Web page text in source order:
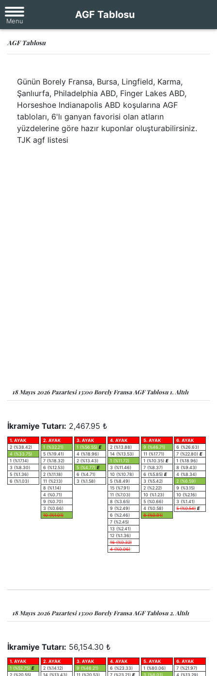
AGF Tablosu
AGF Tablosu
Günün Borely Fransa, Bursa, Lingfield, Karma,
Şanlıurfa, Philadelphia ABD, Finger Lakes ABD,
Horseshoe Indianapolis ABD koşularına AGF
tabloları, 6'lı ganyan favorisi olan atların
yüzdelerine göre hazır kuponlar oluşturabilirsiniz.
TJK agf listesi
18 Mayıs 2026 Pazartesi 13:00 Borely Fransa AGF Tablosu 1. Altılı
İkramiye Tutarı: 2,467.95 ₺
1. AYAK
2 (%38.42)
4 (%33.75)
1 (%17.14)
3 (%8.30)
5 (%1.36)
6 (%1.03)
2. AYAK
1 (%32.21)
5 (%19.41)
7 (%18.32)
6 (%12.53)
2 (%11.18)
11 (%2.13)
8 (%1.14)
4 (%0.71)
9 (%0.70)
3 (%0.66)
10 (%1.01)
3. AYAK
1 (%56.55) E
4 (%18.96)
2 (%13.43)
5 (%4.77) E
6 (%4.71)
3 (%1.58)
4. AYAK
2 (%13.88)
14 (%13.53)
1 (%11.72)
3 (%11.46)
10 (%10.78)
5 (%8.49)
15 (%7.91)
11 (%7.03)
8 (%3.65)
9 (%2.49)
6 (%2.46)
7 (%2.45)
13 (%2.41)
12 (%1.36)
16 (%0.32)
4 (%0.06)
5. AYAK
9 (%46.71)
11 (%17.71)
1 (%10.35) E
7 (%8.37)
6 (%5.85) E
3 (%5.42)
2 (%2.22)
10 (%1.23)
5 (%0.66)
4 (%0.58)
8 (%0.91)
6. AYAK
6 (%26.63)
7 (%22.80) E
1 (%18.96)
8 (%9.43)
4 (%8.34)
2 (%6.59)
9 (%3.15)
10 (%2.16)
3 (%1.41)
5 (%0.54) E
18 Mayıs 2026 Pazartesi 13:00 Borely Fransa AGF Tablosu 2. Altılı
İkramiye Tutarı: 56,154.30 ₺
1. AYAK
1 (%52.75) E
2 (%20.55)
2. AYAK
2 (%14.12)
14 (%13.43)
3. AYAK
9 (%46.21)
11 (%20.53)
4. AYAK
6 (%23.33)
7 (%23.21) E
5. AYAK
1 (%80.06)
3 (%6.01)
6. AYAK
7 (%21.97)
4 (%13.29)